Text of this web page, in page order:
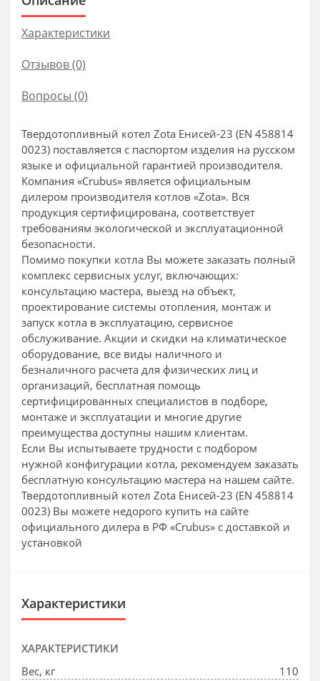
Характеристики
Отзывов (0)
Вопросы (0)
Твердотопливный котел Zota Енисей-23 (EN 458814
0023) поставляется с паспортом изделия на русском
языке и официальной гарантией производителя.
Компания «Crubus» является официальным
дилером производителя котлов «Zota». Вся
продукция сертифицирована, соответствует
требованиям экологической и эксплуатационной
безопасности.
Помимо покупки котла Вы можете заказать полный
комплекс сервисных услуг, включающих:
консультацию мастера, выезд на объект,
проектирование системы отопления, монтаж и
запуск котла в эксплуатацию, сервисное
обслуживание. Акции и скидки на климатическое
оборудование, все виды наличного и
безналичного расчета для физических лиц и
организаций, бесплатная помощь
сертифицированных специалистов в подборе,
монтаже и эксплуатации и многие другие
преимущества доступны нашим клиентам.
Если Вы испытываете трудности с подбором
нужной конфигурации котла, рекомендуем заказать
бесплатную консультацию мастера на нашем сайте.
Твердотопливный котел Zota Енисей-23 (EN 458814
0023) Вы можете недорого купить на сайте
официального дилера в РФ «Crubus» с доставкой и
установкой
Характеристики
ХАРАКТЕРИСТИКИ
Вес, кг
110